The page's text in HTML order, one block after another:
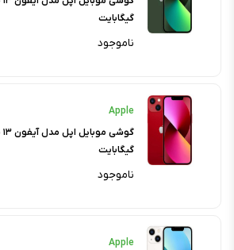
گیگابایت
ناموجود
Apple
گیگابایت
ناموجود
Apple